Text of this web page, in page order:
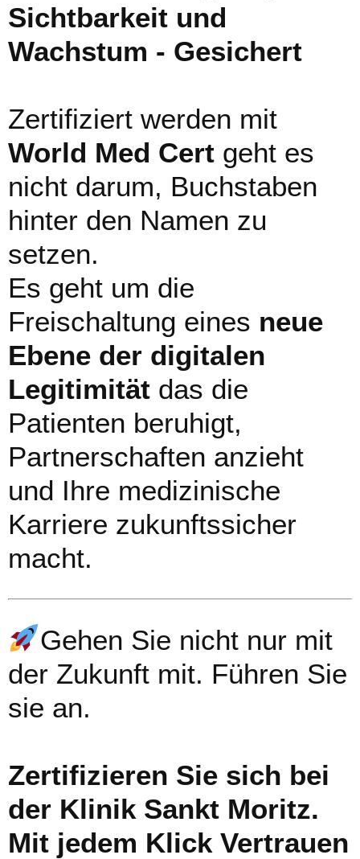
Sichtbarkeit und
Wachstum - Gesichert
Zertifiziert werden mit
World Med Cert geht es
nicht darum, Buchstaben
hinter den Namen zu
setzen.
Es geht um die
Freischaltung eines neue
Ebene der digitalen
Legitimität das die
Patienten beruhigt,
Partnerschaften anzieht
und Ihre medizinische
Karriere zukunftssicher
macht.
Gehen Sie nicht nur mit
der Zukunft mit. Führen Sie
sie an.
Zertifizieren Sie sich bei
der Klinik Sankt Moritz.
Mit jedem Klick Vertrauen